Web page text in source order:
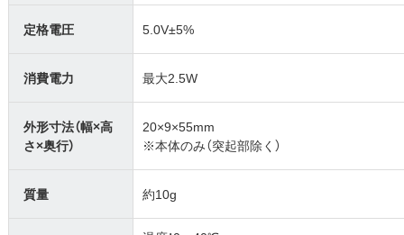
定格電圧 5.0V±5%
消費電力 最大2.5W
外形寸法（幅×高
さ×奥行）
20×9×55mm
※本体のみ（突起部除く）
質量 約10g